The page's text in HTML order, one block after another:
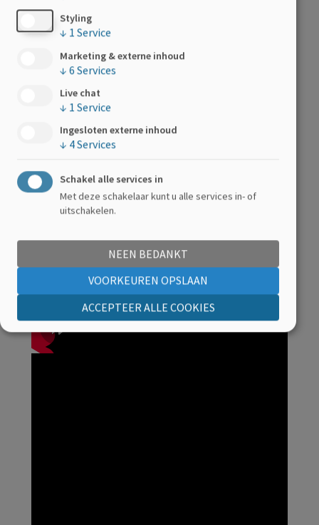
Styling
↓ 1 Service
Marketing & externe inhoud
↓ 6 Services
Live chat
↓ 1 Service
Ingesloten externe inhoud
↓ 4Services
Schakel alle services in
Met deze schakelaar kunt u alle services in- of
uitschakelen.
NEEN BEDANKT
VOORKEUREN OPSLAAN
ACCEPTEER ALLE COOKIES